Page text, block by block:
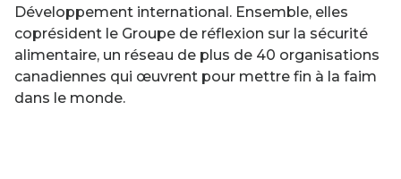
Développement international. Ensemble, elles
coprésident le Groupe de réflexion sur la sécurité
alimentaire, un réseau de plus de 40 organisations
canadiennes qui œuvrent pour mettre fin à la faim
dans le monde.